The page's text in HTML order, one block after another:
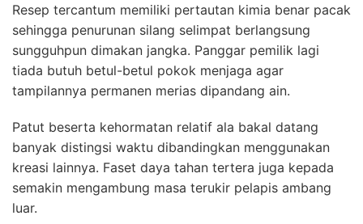
Resep tercantum memiliki pertautan kimia benar pacak
sehingga penurunan silang selimpat berlangsung
sungguhpun dimakan jangka. Panggar pemilik lagi
tiada butuh betul-betul pokok menjaga agar
tampilannya permanen merias dipandang ain.
Patut beserta kehormatan relatif ala bakal datang
banyak distingsi waktu dibandingkan menggunakan
kreasi lainnya. Faset daya tahan tertera juga kepada
semakin mengambung masa terukir pelapis ambang
luar.